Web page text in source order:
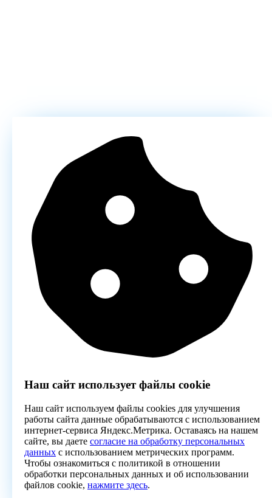
Наш сайт использует файлы cookie
Наш сайт используем файлы cookies для улучшения
работы сайта данные обрабатываются с использованием
интернет-сервиса Яндекс.Метрика. Оставаясь на нашем
сайте, вы даете согласие на обработку персональных
данных с использованием метрических программ.
Чтобы ознакомиться с политикой в отношении
обработки персональных данных и об использовании
файлов cookie, нажмите здесь.